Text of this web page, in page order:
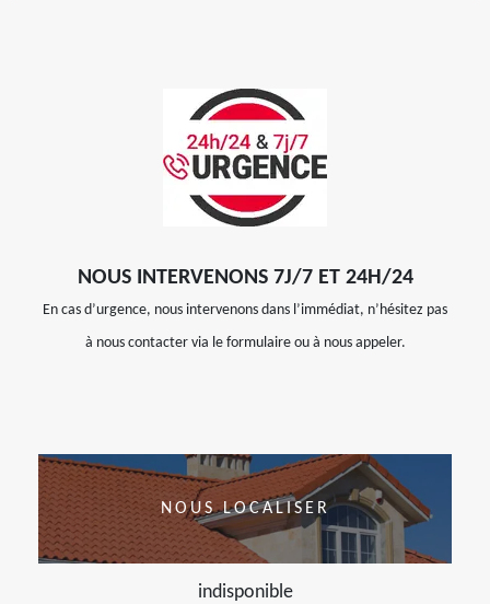
NOUS INTERVENONS 7J/7 ET 24H/24
En cas d’urgence, nous intervenons dans l’immédiat, n’hésitez pas
à nous contacter via le formulaire ou à nous appeler.
NOUS LOCALISER
indisponible